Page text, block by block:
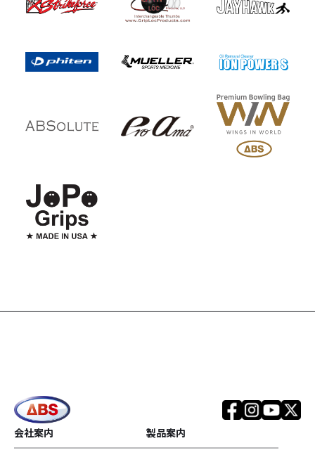
会社案内 製品案内